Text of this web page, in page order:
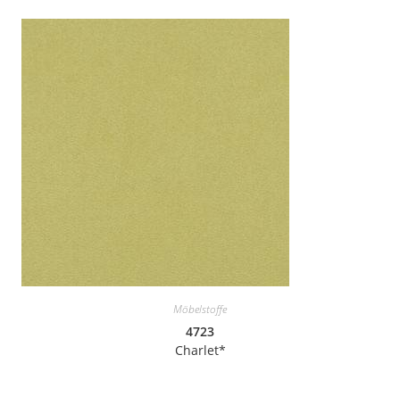
Möbelstoffe
4723
Charlet*